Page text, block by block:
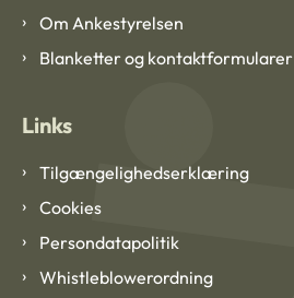
Om Ankestyrelsen
Blanketter og kontaktformularer
Links
Tilgængelighedserklæring
Cookies
Persondatapolitik
Whistleblowerordning